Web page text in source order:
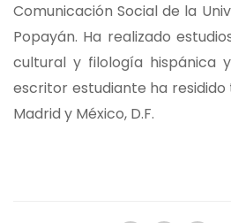
Comunicación Social de la
Popayán. Ha realizado
cultural y filología hispánica
escritor estudiante ha
Madrid y México, D.F.